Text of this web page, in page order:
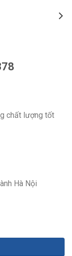
chất lượng tốt
Hà Nội